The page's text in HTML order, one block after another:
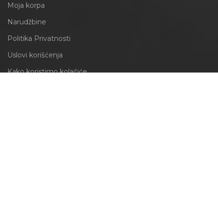
Moja korpa
Narudžbine
Politika Privatnosti
Uslovi korišćenja
Kako koristimo kolačiće